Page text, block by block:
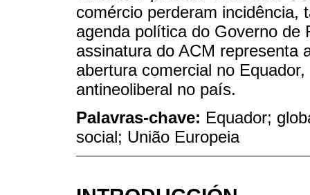
comércio perderam incidência,
agenda política do Governo de
assinatura do ACM representa
abertura comercial no
antineoliberal no país.
Palavras-chave: Equador;
social; União Europeia